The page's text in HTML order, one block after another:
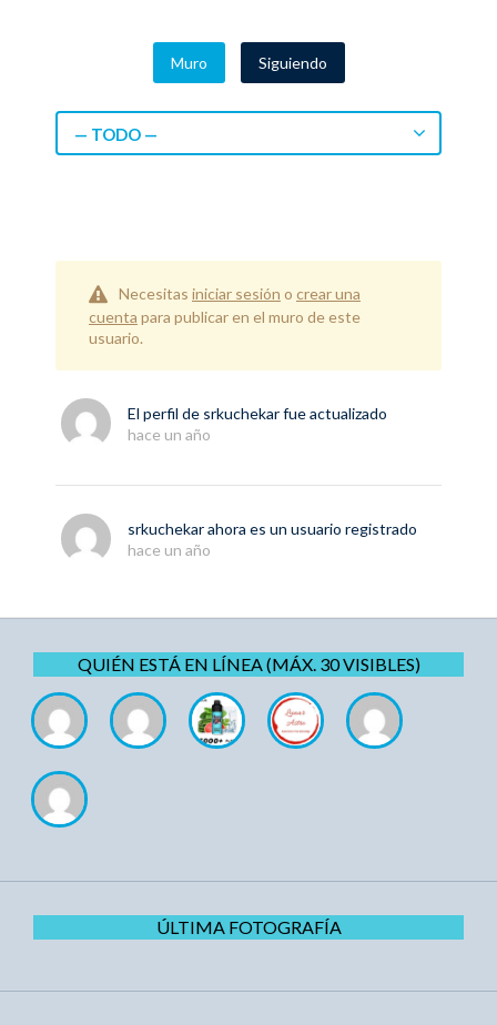
Muro Siguiendo
— TODO —
Necesitas iniciar sesión o crear una
cuenta para publicar en el muro de este
usuario.
El perfil de srkuchekarfue actualizado
hace un año
srkuchekarahora es un usuario registrado
hace un año
QUIÉN ESTÁ EN LÍNEA (MÁX. 30 VISIBLES)
ÚLTIMA FOTOGRAFÍA